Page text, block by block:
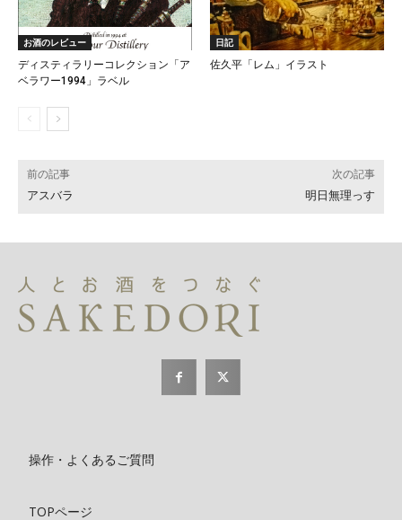
お酒のレビュー
ディスティラリーコレクション「ア
ベラワー1994」ラベル
日記
佐久平「レム」イラスト
前の記事
アスバラ
次の記事
明日無理っす
操作・よくあるご質問
TOPページ